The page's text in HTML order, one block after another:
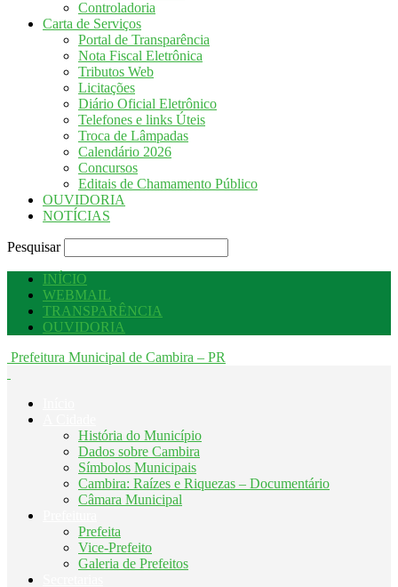
Controladoria
Carta de Serviços
Portal de Transparência
Nota Fiscal Eletrônica
Tributos Web
Licitações
Diário Oficial Eletrônico
Telefones e links Úteis
Troca de Lâmpadas
Calendário 2026
Concursos
Editais de Chamamento Público
OUVIDORIA
NOTÍCIAS
Pesquisar
INÍCIO
WEBMAIL
TRANSPARÊNCIA
OUVIDORIA
Prefeitura Municipal de Cambira – PR
História do Município
Dados sobre Cambira
Símbolos Municipais
Cambira: Raízes e Riquezas – Documentário
Câmara Municipal
Prefeita
Vice-Prefeito
Galeria de Prefeitos